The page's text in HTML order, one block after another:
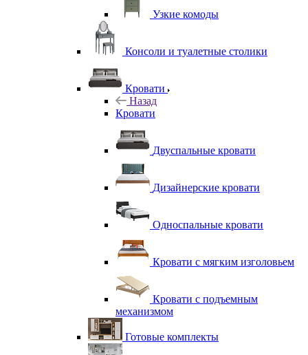
Узкие комоды
Консоли и туалетные столики
Кровати
Назад
Кровати
Двуспальные кровати
Дизайнерские кровати
Односпальные кровати
Кровати с мягким изголовьем
Кровати с подъемным
механизмом
Готовые комплекты